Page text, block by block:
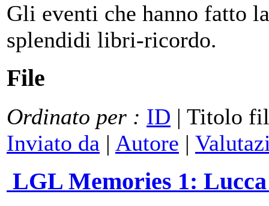
Gli eventi che hanno fatto
splendidi libri-ricordo.
File
Ordinato per : ID | Titolo
Inviato da | Autore |
LGL Memories 1: